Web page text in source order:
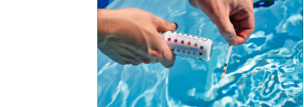
Ajuster
le
pH
de